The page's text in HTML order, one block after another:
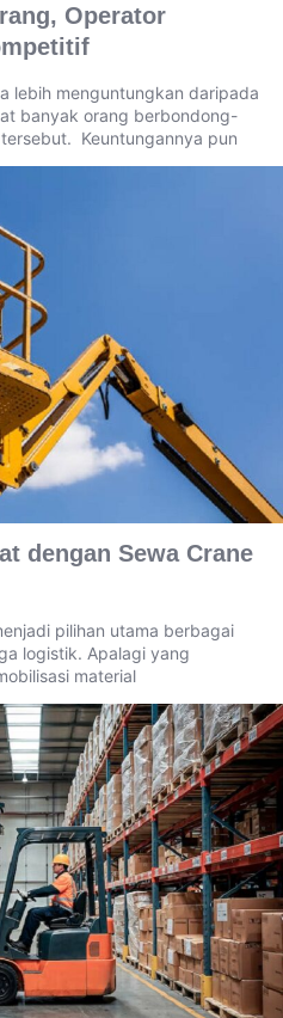
Operator
lebih menguntungkan daripada
banyak orang berbondong-
Keuntungannya pun
dengan Sewa Crane
pilihan utama berbagai
logistik. Apalagi yang
material